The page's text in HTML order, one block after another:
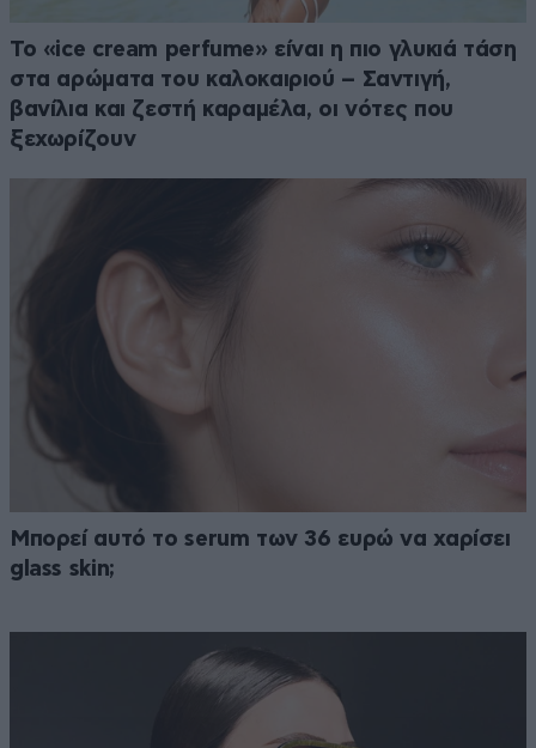
Το «ice cream perfume» είναι η πιο γλυκιά τάση
στα αρώματα του καλοκαιριού – Σαντιγή,
βανίλια και ζεστή καραμέλα, οι νότες που
ξεχωρίζουν
Μπορεί αυτό το serum των 36 ευρώ να χαρίσει
glass skin;